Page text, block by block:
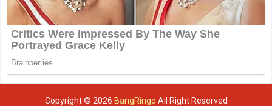
Copyright © 2026 BangRingo All Right Reserved